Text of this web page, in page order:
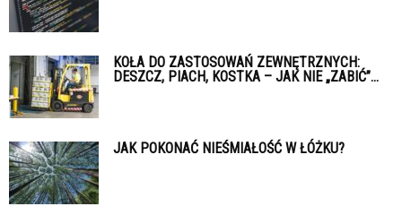
KOŁA DO ZASTOSOWAŃ ZEWNĘTRZNYCH:
DESZCZ, PIACH, KOSTKA – JAK NIE „ZABIĆ”...
JAK POKONAĆ NIEŚMIAŁOŚĆ W ŁÓŻKU?